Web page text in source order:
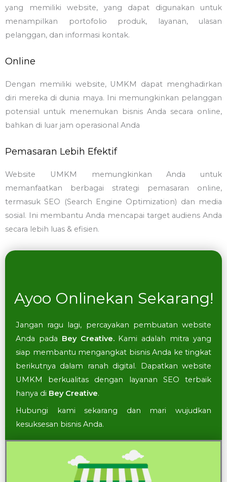
yang memiliki website, yang dapat digunakan untuk
menampilkan portofolio produk, layanan, ulasan
pelanggan, dan informasi kontak.
Online
Dengan memiliki website, UMKM dapat menghadirkan
diri mereka di dunia maya. Ini memungkinkan pelanggan
potensial untuk menemukan bisnis Anda secara online,
bahkan di luar jam operasional Anda
Pemasaran Lebih Efektif
Website UMKM memungkinkan Anda untuk
memanfaatkan berbagai strategi pemasaran online,
termasuk SEO (Search Engine Optimization) dan media
sosial. Ini membantu Anda mencapai target audiens Anda
secara lebih luas & efisien.
Ayoo Onlinekan Sekarang!
Jangan ragu lagi, percayakan pembuatan website
Anda pada Bey Creative.Kami adalah mitra yang
siap membantu mengangkat bisnis Anda ke tingkat
berikutnya dalam ranah digital. Dapatkan website
UMKM berkualitas dengan layanan SEO terbaik
hanya di Bey Creative.
Hubungi kami sekarang dan mari wujudkan
kesuksesan bisnis Anda.